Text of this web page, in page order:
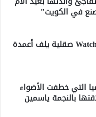
في الكويت"
Watch: Mount etna in صقلية يلف أعمدة
التي خطفت الأضواء
علاقتها بالنجمة ياسمين